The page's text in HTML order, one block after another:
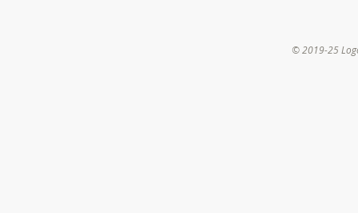
© 2019-25